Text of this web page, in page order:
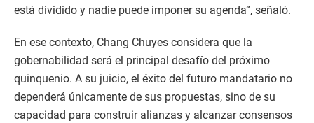
está dividido y nadie puede imponer su agenda”, señaló.
En ese contexto, Chang Chuyes considera que la
gobernabilidad será el principal desafío del próximo
quinquenio. A su juicio, el éxito del futuro mandatario no
dependerá únicamente de sus propuestas, sino de su
capacidad para construir alianzas y alcanzar consensos